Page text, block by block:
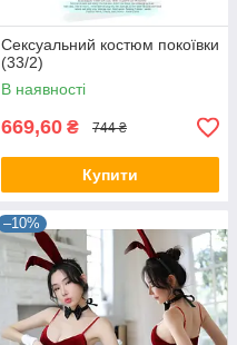
Сексуальний костюм покоївки
(33/2)
В наявності
669,60 ₴ 744 ₴
Купити
–10%